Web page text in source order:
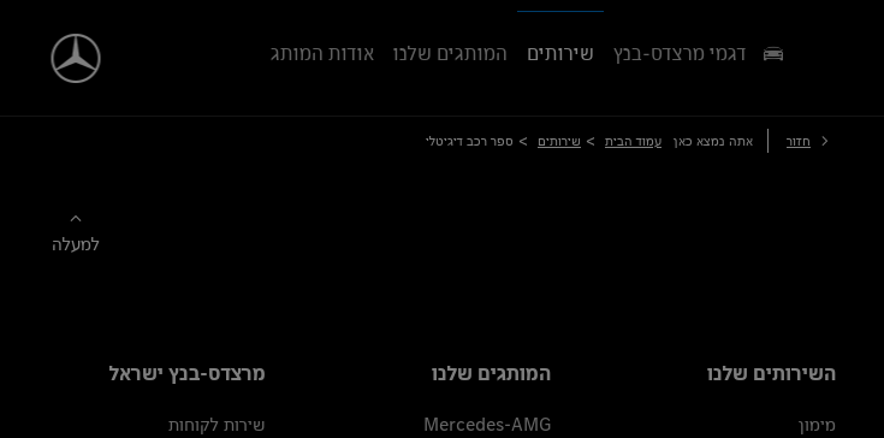
דגמי מרצדס-בנץ שירותים המותגים שלנו אודות המותג
חזור אתה נמצא כאן עמוד הבית > שירותים > ספר רכב דיגיטלי
למעלה
השירותים שלנו
מימון
המותגים שלנו
Mercedes-AMG
מרצדס-בנץ ישראל
שירות לקוחות